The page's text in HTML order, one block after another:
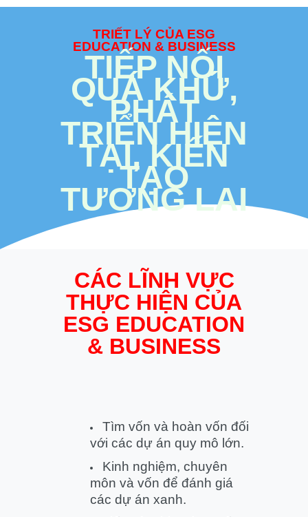
TRIẾT LÝ CỦA ESG
EDUCATION & BUSINESS
TIẾP NỐI
QUÁ KHỨ,
PHÁT
TRIỂN HIỆN
TẠI, KIẾN
TẠO
TƯƠNG LAI
CÁC LĨNH VỰC
THỰC HIỆN CỦA
ESG EDUCATION
& BUSINESS
Tìm vốn và hoàn vốn đối
với các dự án quy mô lớn.
Kinh nghiệm, chuyên
môn và vốn để đánh giá
các dự án xanh.